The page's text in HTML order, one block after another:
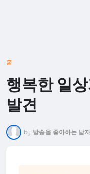
홈
행복한 일
발견
by 방송을 좋아하는 남자